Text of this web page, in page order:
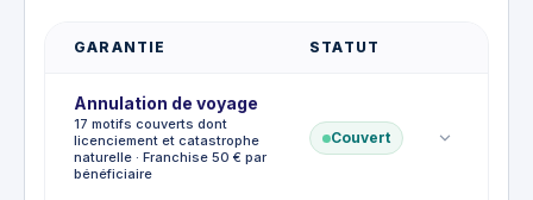
GARANTIE STATUT
Annulation de voyage
17 motifs couverts dont
licenciement et catastrophe
naturelle · Franchise 50 € par
bénéficiaire
Couvert